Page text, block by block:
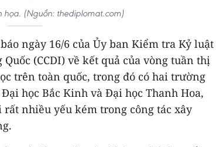
họa. (Nguồn: thediplomat.com)
ngày 16/6 của Ủy ban Kiểm tra Kỷ luật
(CCDI) về kết quả của vòng tuần thị
trên toàn quốc, trong đó có hai trường
học Bắc Kinh và Đại học Thanh Hoa,
nhiều yếu kém trong công tác xây